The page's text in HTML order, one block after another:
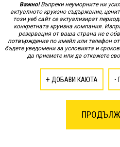
Важно!Въпреки неуморните ни
актуалното круизно съдържание,
този уеб сайт се актуализират
конкретната круизна компания.
резервация от ваша страна не е
потвърждение по имейл или телефон
бъдете уведомени за условията и
да приемете или да откажете
+ ДОБАВИ КАЮТА -